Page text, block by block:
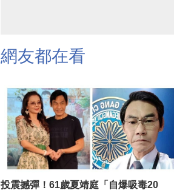
網友都在看
投震撼彈！61歲夏靖庭「自爆吸毒20